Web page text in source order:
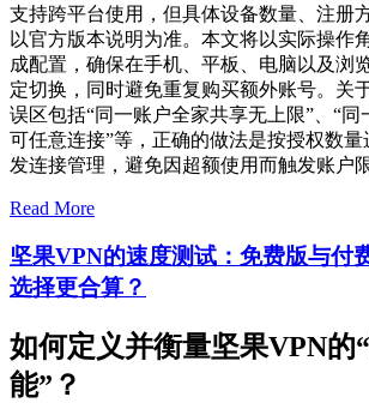
支持跨平台使用，但具体设备数量、注册
以官方版本说明为准。本文将以实际操作
成配置，确保在手机、平板、电脑以及浏
定切换，同时避免重复购买额外账号。关
误区包括“同一账户全家共享无上限”、“
可任意连接”等，正确的做法是按授权数
发连接管理，避免因超额使用而触发账户限
Read More
坚果VPN的速度测试：免费版与付
选择更合算？
如何定义并衡量坚果VPN的
能”？